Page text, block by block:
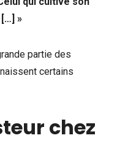
»
partie des
certains
chez